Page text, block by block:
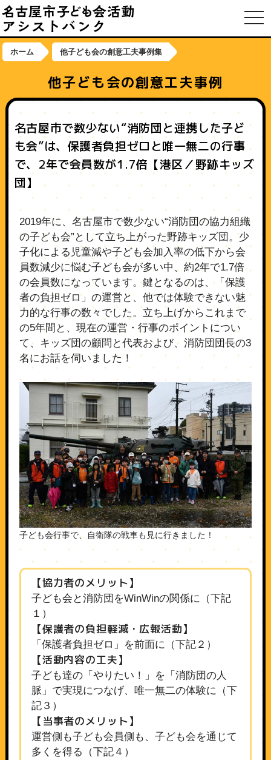
ホーム 他子ども会の創意工夫事例集
他子ども会の創意工夫事例
名古屋市で数少ない“消防団と連携した子ど
も会”は、保護者負担ゼロと唯一無二の行事
で、2年で会員数が1.7倍【港区／野跡キッズ
団】
2019年に、名古屋市で数少ない“消防団の協力組織
の子ども会”として立ち上がった野跡キッズ団。少
子化による児童減や子ども会加入率の低下から会
員数減少に悩む子ども会が多い中、約2年で1.7倍
の会員数になっています。鍵となるのは、「保護
者の負担ゼロ」の運営と、他では体験できない魅
力的な行事の数々でした。立ち上げからこれまで
の5年間と、現在の運営・行事のポイントについ
て、キッズ団の顧問と代表および、消防団団長の3
名にお話を伺いました！
子ども会行事で、自衛隊の戦車も見に行きました！
【協力者のメリット】
子ども会と消防団をWinWinの関係に（下記
１）
【保護者の負担軽減・広報活動】
「保護者負担ゼロ」を前面に（下記２）
【活動内容の工夫】
子ども達の「やりたい！」を「消防団の人
脈」で実現につなげ、唯一無二の体験に（下
記３）
【 当事者のメリット】
運営側も子ども会員側も、子ども会を通じて
多くを得る（下記４）